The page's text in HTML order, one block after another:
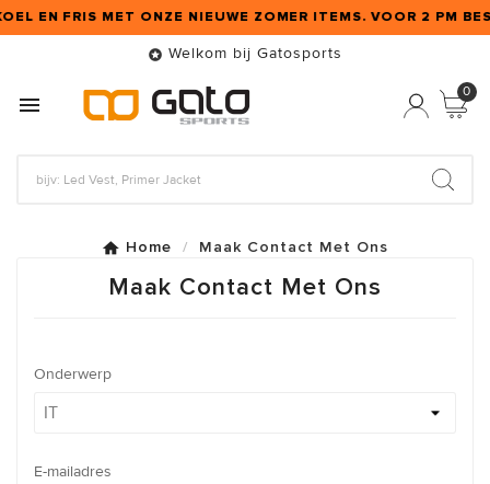
EN FRIS MET ONZE NIEUWE ZOMER ITEMS. VOOR 2 PM
 Welkom bij Gatosports

0
Home Maak Contact Met Ons
Maak Contact Met Ons
Onderwerp
E-mailadres